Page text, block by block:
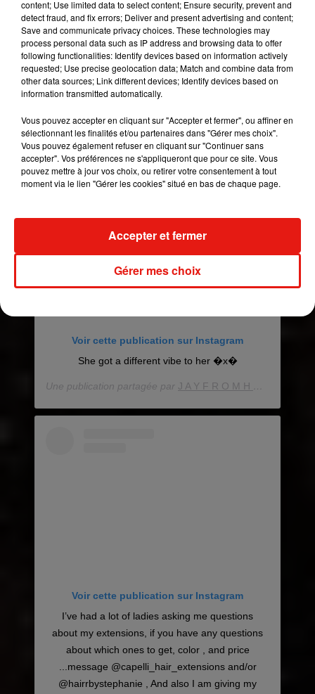
Voir cette publication sur Instagram
The only approval you need is from yourself to
get out of your own way! Stop limiting yourself &
Une publication partagée parJ A Y F R O M H O U S T O N
Voir cette publication sur Instagram
She got a different vibe to her �x�
Une publication partagée par J A Y F R O M H O U S T O N
Voir cette publication sur Instagram
I’ve had a lot of ladies asking me questions
about my extensions, if you have any questions
about which ones to get, color , and price
...message @capelli_hair_extensions and/or
@hairrbystephanie , And also I am giving my
content; Use limited data to select content; Ensure security, prevent and
detect fraud, and fix errors; Deliver and present advertising and content;
Save and communicate privacy choices. These technologies may
process personal data such as IP address and browsing data to offer
following functionalities: Identify devices based on information actively
requested; Use precise geolocation data; Match and combine data from
other data sources; Link different devices; Identify devices based on
information transmitted automatically.
Vous pouvez accepter en cliquant sur "Accepter et fermer", ou affiner en
sélectionnant les finalités et/ou partenaires dans "Gérer mes choix".
Vous pouvez également refuser en cliquant sur "Continuer sans
accepter". Vos préférences ne s'appliqueront que pour ce site. Vous
pouvez mettre à jour vos choix, ou retirer votre consentement à tout
moment via le lien "Gérer les cookies" situé en bas de chaque page.
Gérer mes choix
Accepter et fermer